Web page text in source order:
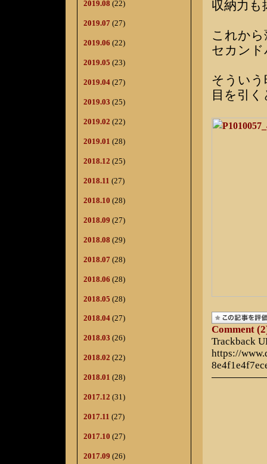
2019.08 (22)
2019.07 (27)
2019.06 (22)
2019.05 (23)
2019.04 (27)
2019.03 (25)
2019.02 (22)
2019.01 (28)
2018.12 (25)
2018.11 (27)
2018.10 (28)
2018.09 (27)
2018.08 (29)
2018.07 (28)
2018.06 (28)
2018.05 (28)
2018.04 (27)
2018.03 (26)
2018.02 (22)
2018.01 (28)
2017.12 (31)
2017.11 (27)
2017.10 (27)
2017.09 (26)
収納力も
これか
セカン
そうい
目を引
Comment
Trackback
https://